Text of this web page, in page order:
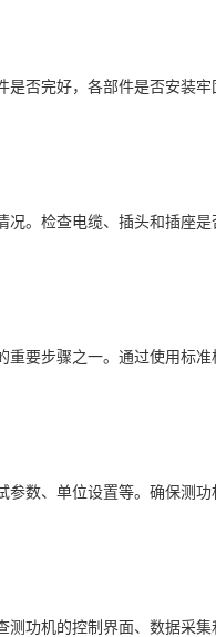
否完好，各部件是否安装
。检查电缆、插头和插座
要步骤之一。通过使用标
数、单位设置等。确保测
功机的控制界面、数据采